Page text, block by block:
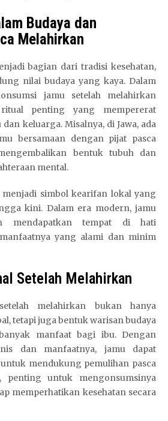
Budaya dan
Melahirkan
bagian dari tradisi kesehatan,
nilai budaya yang kaya. Dalam
jamu setelah melahirkan
penting yang mempererat
keluarga. Misalnya, di Jawa, ada
bersamaan dengan pijat pasca
bentuk tubuh dan
mental.
simbol kearifan lokal yang
kini. Dalam era modern, jamu
mendapatkan tempat di hati
yang alami dan minim
Setelah Melahirkan
melahirkan bukan hanya
tetapi juga bentuk warisan budaya
manfaat bagi ibu. Dengan
dan manfaatnya, jamu dapat
mendukung pemulihan pasca
penting untuk mengonsumsinya
memperhatikan kesehatan secara